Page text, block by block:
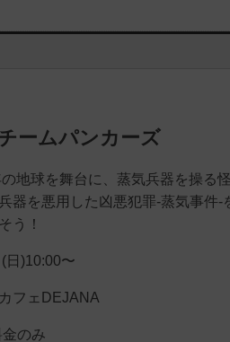
ームパンカーズ
地球を舞台に、蒸気兵器を操る
器を悪用した凶悪犯罪-蒸気事件-
う！
日)10:00〜
フェDEJANA
のみ